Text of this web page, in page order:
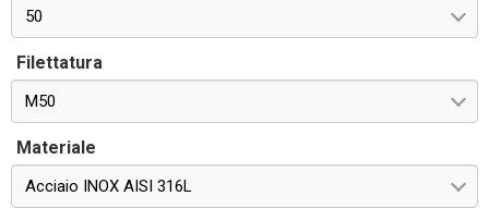
50
Filettatura
M50
Materiale
Acciaio INOX AISI 316L